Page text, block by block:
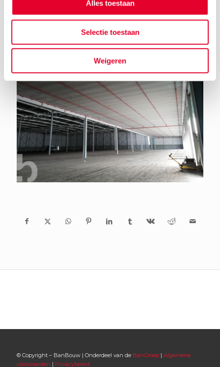
Alles toestaan
Selectie toestaan
Weigeren
Terug naar het nieuwsoverzicht
© Copyright – BanBouw | Onderdeel van de BanGroep| Algemene
voorwaarden | Privacybeleid